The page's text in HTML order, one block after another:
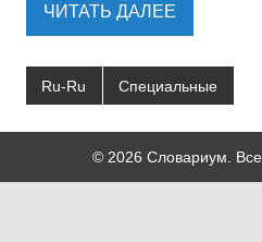
ЧИТАТЬ ДАЛЕЕ
Ru-Ru Специальные
© 2026 Словариум.